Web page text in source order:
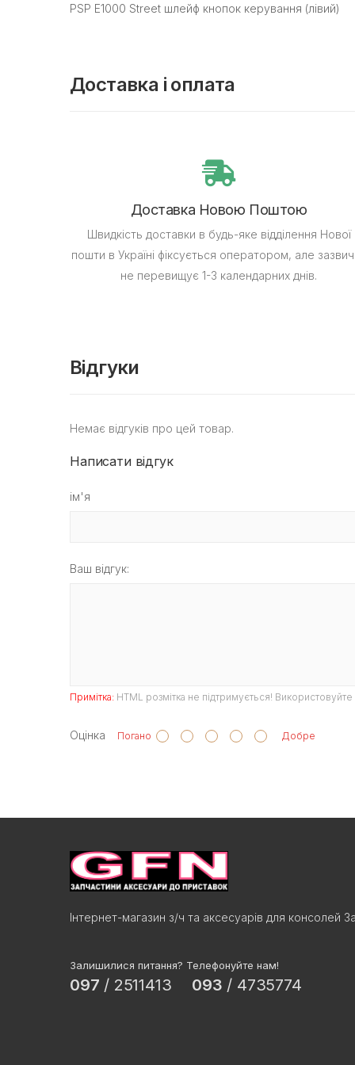
PSP E1000 Street шлейф кнопок керування (лівий)
Доставка і оплата
Доставка Новою Поштою
Швидкість доставки в будь-яке відділення Нової
пошти в Україні фіксується оператором, але
не перевищує 1-3 календарних днів.
Відгуки
Немає відгуків про цей товар.
Написати відгук
ім'я
Ваш відгук:
Примітка: HTML розмітка не підтримується! Використовуйте
Оцінка Погано Добре
Інтернет-магазин з/ч та аксесуарів для консолей
Залишилися питання? Телефонуйте нам!
097 / 2511413 093 / 4735774